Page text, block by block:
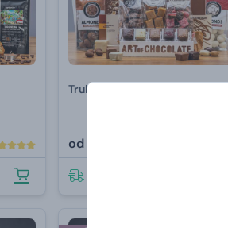
Truhlica plná čokolády
od